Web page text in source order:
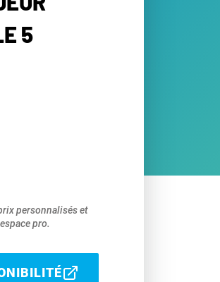
5
personnalisés et
pro.